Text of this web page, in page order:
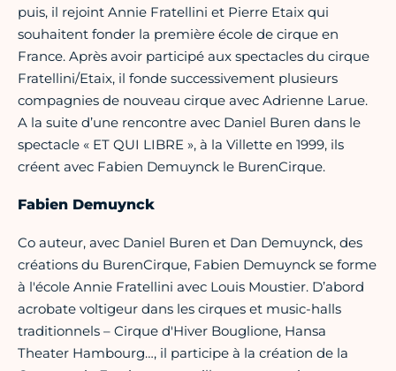
puis, il rejoint Annie Fratellini et Pierre Etaix qui
souhaitent fonder la première école de cirque en
France. Après avoir participé aux spectacles du cirque
Fratellini/Etaix, il fonde successivement plusieurs
compagnies de nouveau cirque avec Adrienne Larue.
A la suite d’une rencontre avec Daniel Buren dans le
spectacle « ET QUI LIBRE », à la Villette en 1999, ils
créent avec Fabien Demuynck le BurenCirque.
Fabien Demuynck
Co auteur, avec Daniel Buren et Dan Demuynck, des
créations du BurenCirque, Fabien Demuynck se forme
à l'école Annie Fratellini avec Louis Moustier. D’abord
acrobate voltigeur dans les cirques et music-halls
traditionnels – Cirque d'Hiver Bouglione, Hansa
Theater Hambourg…, il participe à la création de la